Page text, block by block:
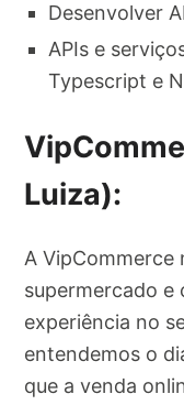
Desenvolver
APIs e
Typescript e
Luiza):
A VipCommerce
supermercado e
experiência no
entendemos o
que a venda